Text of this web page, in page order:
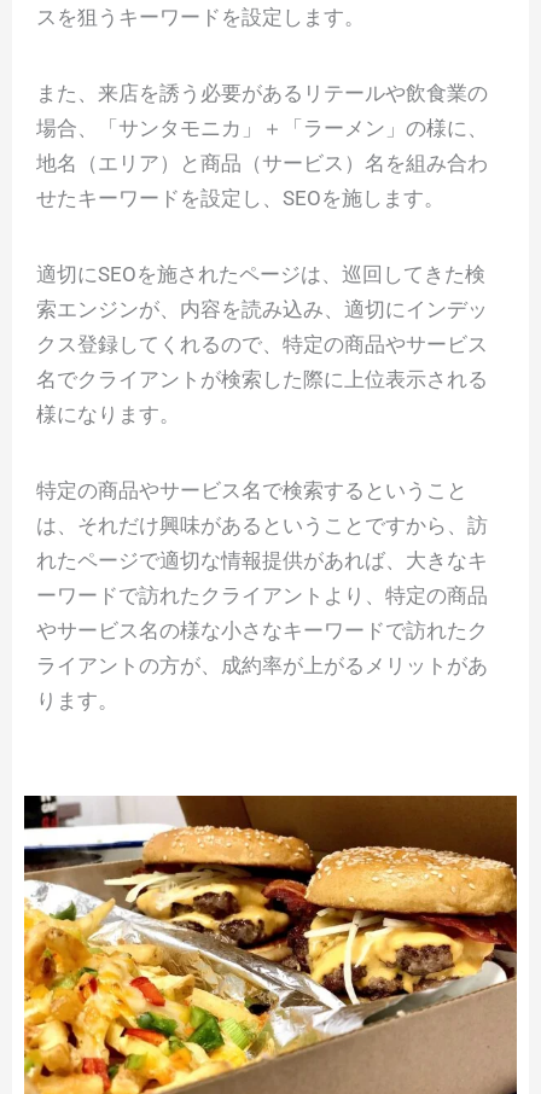
スを狙うキーワードを設定します。
また、来店を誘う必要があるリテールや飲食業の
場合、「サンタモニカ」＋「ラーメン」の様に、
地名（エリア）と商品（サービス）名を組み合わ
せたキーワードを設定し、SEOを施します。
適切にSEOを施されたページは、巡回してきた検
索エンジンが、内容を読み込み、適切にインデッ
クス登録してくれるので、特定の商品やサービス
名でクライアントが検索した際に上位表示される
様になります。
特定の商品やサービス名で検索するということ
は、それだけ興味があるということですから、訪
れたページで適切な情報提供があれば、大きなキ
ーワードで訪れたクライアントより、特定の商品
やサービス名の様な小さなキーワードで訪れたク
ライアントの方が、成約率が上がるメリットがあ
ります。